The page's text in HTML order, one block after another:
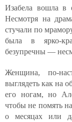
Изабела вошла в
Несмотря на
стучали по
была в ярко-
безупречны —
Женщина, по-
выглядеть как на
его ногам, но
чтобы не помять
о месяцах или